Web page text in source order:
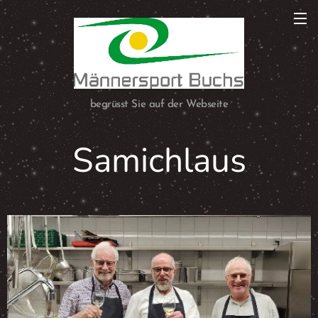
begrüsst Sie auf der Webseite
Samichlaus